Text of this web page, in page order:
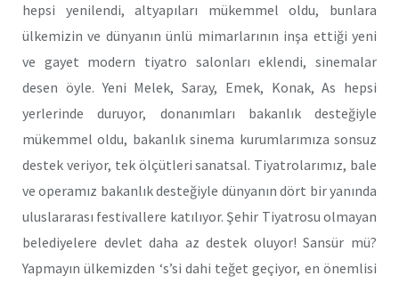
hepsi yenilendi, altyapıları mükemmel oldu, bunlara
ülkemizin ve dünyanın ünlü mimarlarının inşa ettiği yeni
ve gayet modern tiyatro salonları eklendi, sinemalar
desen öyle. Yeni Melek, Saray, Emek, Konak, As hepsi
yerlerinde duruyor, donanımları bakanlık desteğiyle
mükemmel oldu, bakanlık sinema kurumlarımıza sonsuz
destek veriyor, tek ölçütleri sanatsal. Tiyatrolarımız, bale
ve operamız bakanlık desteğiyle dünyanın dört bir yanında
uluslararası festivallere katılıyor. Şehir Tiyatrosu olmayan
belediyelere devlet daha az destek oluyor! Sansür mü?
Yapmayın ülkemizden ‘s’si dahi teğet geçiyor, en önemlisi